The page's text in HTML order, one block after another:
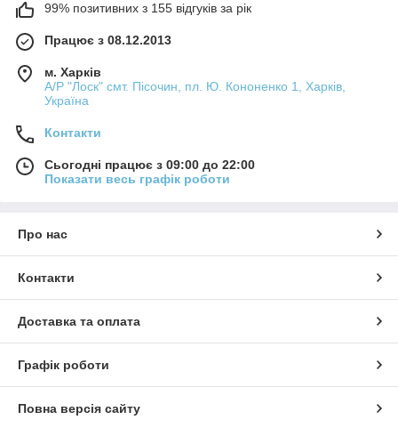
99% позитивних з 155 відгуків за рік
Працює з 08.12.2013
м. Харків
А/Р "Лоск" смт. Пісочин, пл. Ю. Кононенко 1, Харків,
Україна
Контакти
Сьогодні працює з 09:00 до 22:00
Показати весь графік роботи
Про нас
Контакти
Доставка та оплата
Графік роботи
Повна версія сайту